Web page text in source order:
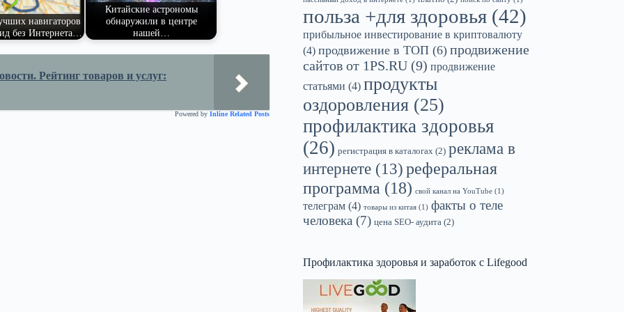
навигаторов
без Интернета…
Китайские астрономы
обнаружили в центре
нашей…
Рейтинг товаров и услуг:
Powered by Inline Related Posts
польза +для здоровья (42)
прибыльное инвестирование в криптовалюту
(4) продвижение в ТОП (6) продвижение
сайтов от 1PS.RU (9) продвижение
статьями (4) продукты
оздоровления (25)
профилактика здоровья
(26) регистрация в каталогах (2) реклама в
интернете (13) реферальная
программа (18) свой канал на YouTube (1)
телеграм (4) товары из китая (1) факты о теле
человека (7) цена SEO- аудита (2)
Профилактика здоровья и заработок с Lifegood